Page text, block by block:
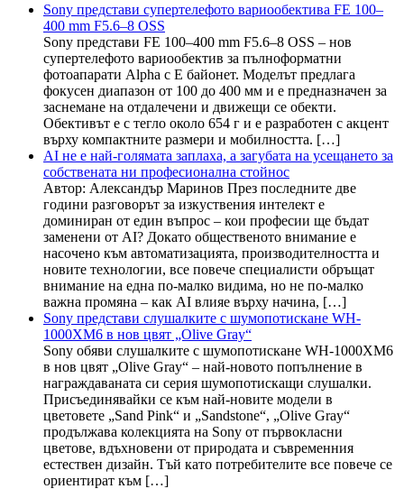
Sony представи супертелефото вариообектива FE 100–
400 mm F5.6–8 OSS
Sony представи FE 100–400 mm F5.6–8 OSS – нов
супертелефото вариообектив за пълноформатни
фотоапарати Alpha с E байонет. Моделът предлага
фокусен диапазон от 100 до 400 мм и е предназначен за
заснемане на отдалечени и движещи се обекти.
Обективът е с тегло около 654 г и е разработен с акцент
върху компактните размери и мобилността. […]
AI не е най-голямата заплаха, а загубата на усещането за
собствената ни професионална стойнос
Автор: Александър Маринов През последните две
години разговорът за изкуствения интелект е
доминиран от един въпрос – кои професии ще бъдат
заменени от AI? Докато общественото внимание е
насочено към автоматизацията, производителността и
новите технологии, все повече специалисти обръщат
внимание на една по-малко видима, но не по-малко
важна промяна – как AI влияе върху начина, […]
Sony представи слушалките с шумопотискане WH-
1000XM6 в нов цвят „Olive Gray“
Sony обяви слушалките с шумопотискане WH-1000XM6
в нов цвят „Olive Gray“ – най-новото попълнение в
награждаваната си серия шумопотискащи слушалки.
Присъединявайки се към най-новите модели в
цветовете „Sand Pink“ и „Sandstone“, „Olive Gray“
продължава колекцията на Sony от първокласни
цветове, вдъхновени от природата и съвременния
естествен дизайн. Тъй като потребителите все повече се
ориентират към […]